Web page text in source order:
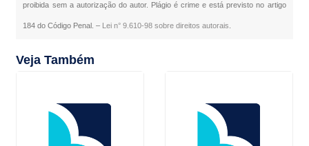
proibida sem a autorização do autor. Plágio é crime e está previsto no artigo
184 do Código Penal. – Lei n° 9.610-98 sobre direitos autorais
Veja Também